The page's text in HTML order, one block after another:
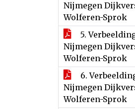
Nijmegen
Wolferen-Sprok
5.
Nijmegen
Wolferen-Sprok
6.
Nijmegen
Wolferen-Sprok